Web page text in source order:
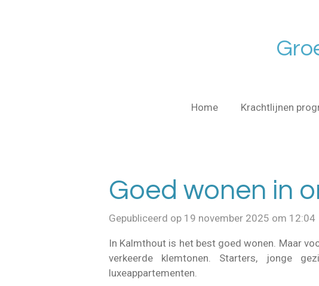
Home Krachtlijnen
Goed wonen in
Gepubliceerd op 19 november 2025 om 12:04
In Kalmthout is het best goed wonen. Maar
verkeerde klemtonen. Starters, jonge
luxeappartementen.